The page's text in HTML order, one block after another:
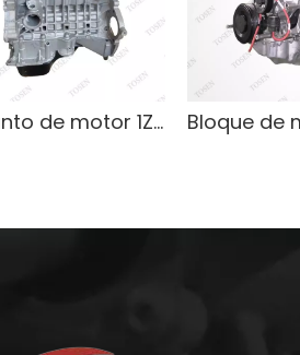
Conjunto de motor 1ZZ 1.8L, gasolina, para Toyota Corolla - Listo para instalar